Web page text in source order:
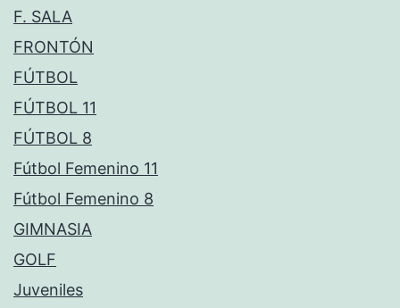
F. SALA
FRONTÓN
FÚTBOL
FÚTBOL 11
FÚTBOL 8
Fútbol Femenino 11
Fútbol Femenino 8
GIMNASIA
GOLF
Juveniles